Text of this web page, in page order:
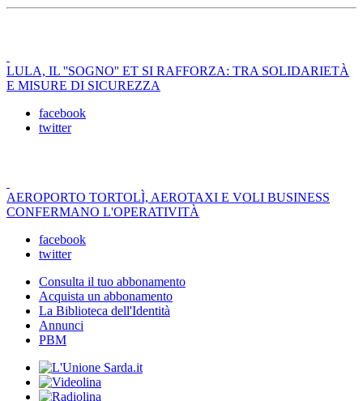
LULA, IL ''SOGNO'' ET SI RAFFORZA: TRA SOLIDARIETÀ
E MISURE DI SICUREZZA
facebook
twitter
AEROPORTO TORTOLÌ, AEROTAXI E VOLI BUSINESS
CONFERMANO L'OPERATIVITÀ
facebook
twitter
Consulta il tuo abbonamento
Acquista un abbonamento
La Biblioteca dell'Identità
Annunci
PBM